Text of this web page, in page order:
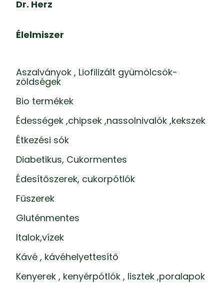
Dr. Herz
Élelmiszer
Aszalványok , Liofilizált gyümölcsök-
zöldségek
Bio termékek
Édességek ,chipsek ,nassolnivalók ,kekszek
Étkezési sók
Diabetikus, Cukormentes
Édesítőszerek, cukorpótlók
Fűszerek
Gluténmentes
Italok,vízek
Kávé , kávéhelyettesítő
Kenyerek , kenyérpótlók , lisztek ,poralapok